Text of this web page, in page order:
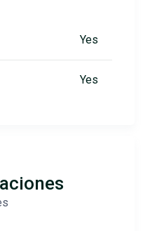
Yes
Yes